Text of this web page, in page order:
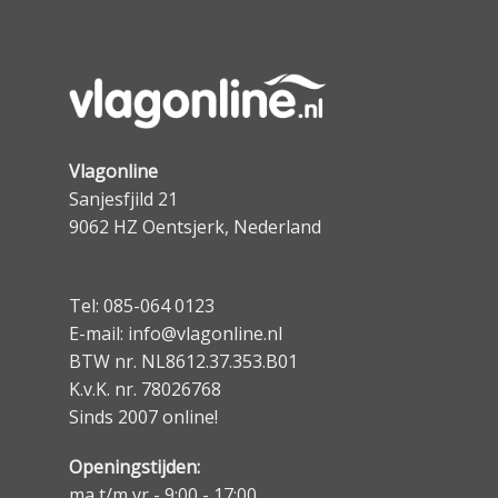
Vlagonline
Sanjesfjild 21
9062 HZ Oentsjerk, Nederland
Tel: 085-064 0123
E-mail: info@vlagonline.nl
BTW nr. NL8612.37.353.B01
K.v.K. nr. 78026768
Sinds 2007 online!
Openingstijden: